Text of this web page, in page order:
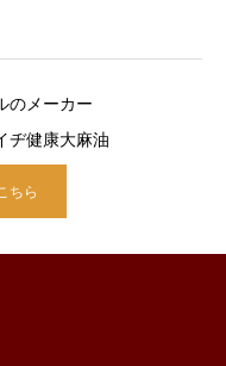
のメーカー
ヂ健康大麻油
ちら